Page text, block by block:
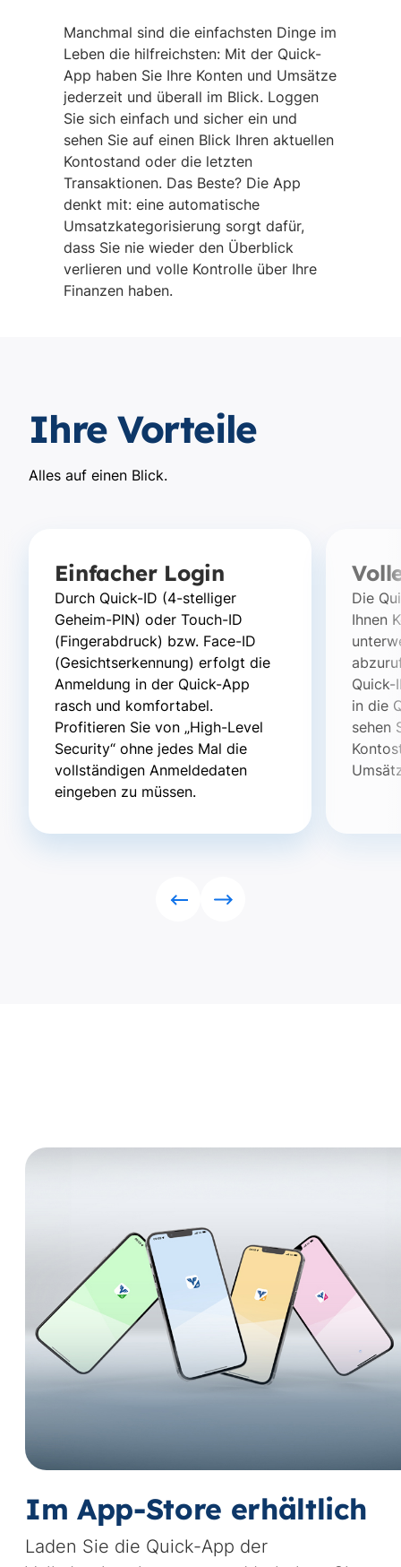
Manchmal sind die einfachsten Dinge im
Leben die hilfreichsten: Mit der Quick-
App haben Sie Ihre Konten und Umsätze
jederzeit und überall im Blick. Loggen
Sie sich einfach und sicher ein und
sehen Sie auf einen Blick Ihren aktuellen
Kontostand oder die letzten
Transaktionen. Das Beste? Die App
denkt mit: eine automatische
Umsatzkategorisierung sorgt dafür,
dass Sie nie wieder den Überblick
verlieren und volle Kontrolle über Ihre
Finanzen haben.
Ihre Vorteile
Alles auf einen Blick.
Einfacher Login
Durch Quick-ID (4-stelliger
Geheim-PIN) oder Touch-ID
(Fingerabdruck) bzw. Face-ID
(Gesichtserkennung) erfolgt die
Anmeldung in der Quick-App
rasch und komfortabel.
Profitieren Sie von „High-Level
Security“ ohne jedes Mal die
vollständigen Anmeldedaten
eingeben zu müssen.
Die
Ihnen
Quick-
in die
sehen
RückwärtsVorwärts
Im App-Store erhältlich
Laden Sie die Quick-App der